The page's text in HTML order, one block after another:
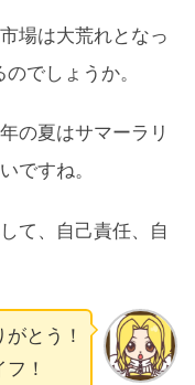
場は大荒れとなっ
でしょうか。
の夏はサマーラリ
ですね。
て、自己責任、自
とう！
！